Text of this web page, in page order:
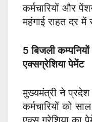
कर्मचारियों और
महंगाई राहत दर
5बिजली
एक्सग्रेशिया पेमेंट
मुख्यमंत्री ने
कर्मचारियों को